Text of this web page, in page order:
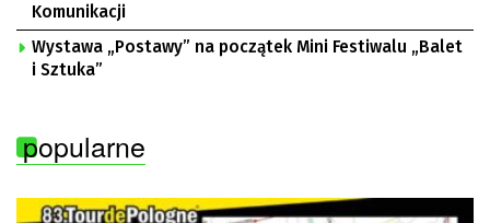
Komunikacji
Wystawa „Postawy” na początek Mini Festiwalu „Balet
i Sztuka”
popularne